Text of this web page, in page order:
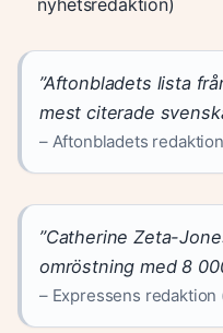
”Aftonbladets lista
mest citerade
– Aftonbladets
”Catherine Zeta-
omröstning med 8
– Expressens redaktion